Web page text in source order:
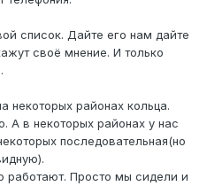
список. Дайте его нам дайте
своё мнение. И только
некоторых районах кольца.
А в некоторых районах у нас
последовательная(но
работают. Просто мы сидели и